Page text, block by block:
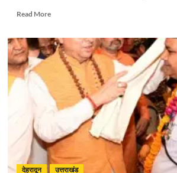
Read MoreRead
मुख्यमंत्री
पुष्कर
ने
किया
मसूरी
विभिन्न
विकास
योजनाओं
देहरादून उत्तराखंड